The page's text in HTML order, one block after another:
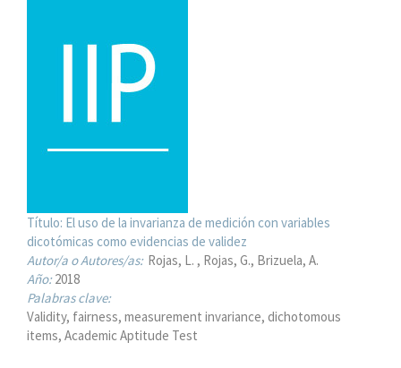
Título: El uso de la invarianza de medición con variables
dicotómicas como evidencias de validez
Autor/a o Autores/as: Rojas, L. Rojas, G. Brizuela, A.
Año:2018
Palabras clave:
Validity, fairness, measurement invariance, dichotomous
items, Academic Aptitude Test